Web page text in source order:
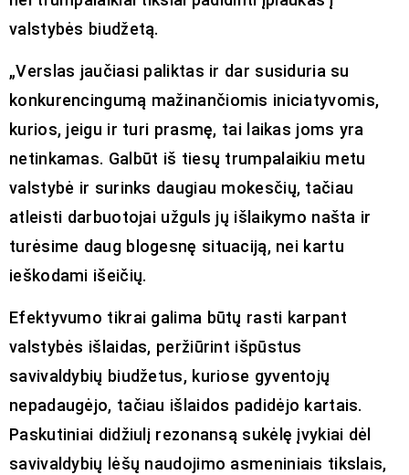
valstybės biudžetą.
„Verslas jaučiasi paliktas ir dar susiduria su
konkurencingumą mažinančiomis iniciatyvomis,
kurios, jeigu ir turi prasmę, tai laikas joms yra
netinkamas. Galbūt iš tiesų trumpalaikiu metu
valstybė ir surinks daugiau mokesčių, tačiau
atleisti darbuotojai užguls jų išlaikymo našta ir
turėsime daug blogesnę situaciją, nei kartu
ieškodami išeičių.
Efektyvumo tikrai galima būtų rasti karpant
valstybės išlaidas, peržiūrint išpūstus
savivaldybių biudžetus, kuriose gyventojų
nepadaugėjo, tačiau išlaidos padidėjo kartais.
Paskutiniai didžiulį rezonansą sukėlę įvykiai dėl
savivaldybių lėšų naudojimo asmeniniais tikslais,